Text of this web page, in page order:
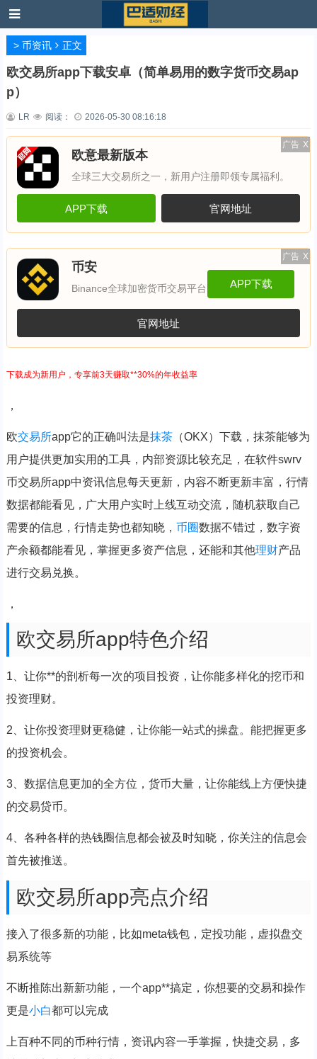
> 币资讯 正文
欧交易所app下载安卓（简单易用的数字货币交易ap
p）
LR 阅读： 2026-05-30 08:16:18
广告 X
欧意最新版本
全球三大交易所之一，新用户注册即领专属福利。
APP下载 官网地址
广告 X
币安
Binance全球加密货币交易平台 APP下载
官网地址
下载成为新用户，专享前3天赚取**30%的年收益率
，
欧交易所app它的正确叫法是抹茶（OKX）下载，抹茶能够为
用户提供更加实用的工具，内部资源比较充足，在软件swrv
币交易所app中资讯信息每天更新，内容不断更新丰富，行情
数据都能看见，广大用户实时上线互动交流，随机获取自己
需要的信息，行情走势也都知晓， 币圈数据不错过，数字资
产余额都能看见，掌握更多资产信息，还能和其他理财产品
进行交易兑换。
，
欧交易所app特色介绍
1、让你**的剖析每一次的项目投资，让你能多样化的挖币和
投资理财。
2、让你投资理财更稳健，让你能一站式的操盘。能把握更多
的投资机会。
3、数据信息更加的全方位，货币大量，让你能线上方便快捷
的交易贷币。
4、各种各样的热钱圈信息都会被及时知晓，你关注的信息会
首先被推送。
欧交易所app亮点介绍
接入了很多新的功能，比如meta钱包，定投功能，虚拟盘交
易系统等
不断推陈出新新功能，一个app**搞定，你想要的交易和操作
更是小白都可以完成
上百种不同的币种行情，资讯内容一手掌握，快捷交易，多